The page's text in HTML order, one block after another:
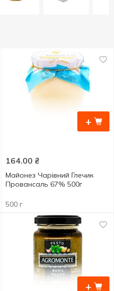
+
164.00 ₴
Майонез Чарівний Глечик
Провансаль 67% 500г
500 г
+